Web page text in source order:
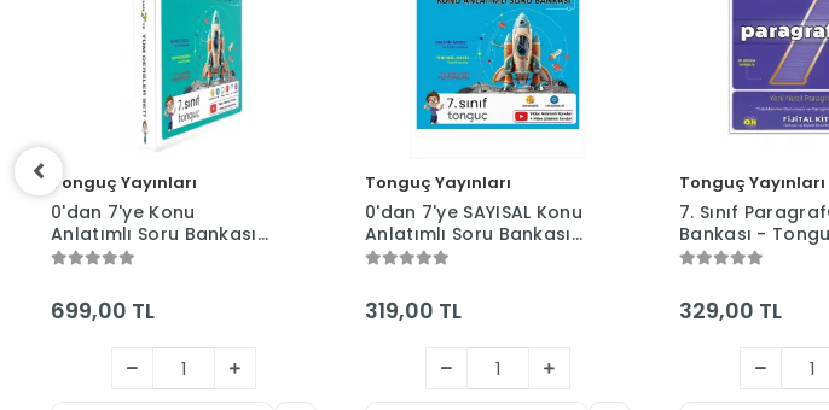
Tonguç Yayınları
0'dan 7'ye Konu
Anlatımlı Soru Bankası
Seti (MAARİF MODEL) -
699,00 TL
Tonguç Yayınları
0'dan 7'ye SAYISAL Konu
Anlatımlı Soru Bankası
(MAARİF MODEL) -
319,00 TL
Tonguç Yayınları
7. Sınıf
Bankası -
Yayınları
329,00 TL